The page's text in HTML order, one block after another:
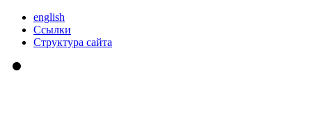
english
Ссылки
Структура сайта